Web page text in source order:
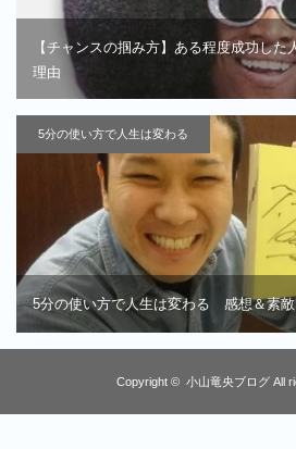
【チャンスの掴み方】ある程度成功した
理由
5分の使い方で人生は変わる
5分の使い方で人生は変わる 感想＆素
Copyright © 小山竜央ブログAll